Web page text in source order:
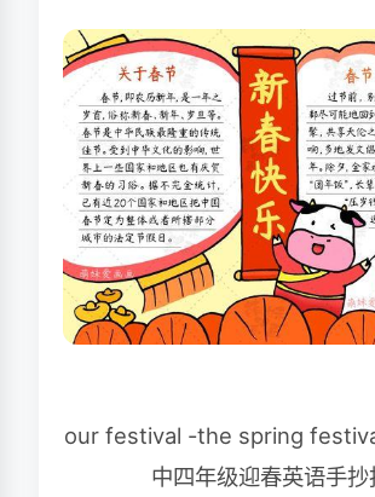
our festival -the spring
中四年级迎春英语手抄